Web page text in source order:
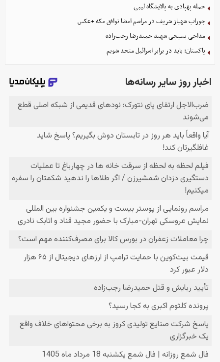
حمله پهپادی به پالایشگاه لیبی
جوراب‌ شهباز شریف در مراسم امضا توافق‌ مکه +عکس
مداحی بسیجی شهید حمیدرضا رجب‌زاده
پاکستان: باید در برابر اسرائیل متحد شویم